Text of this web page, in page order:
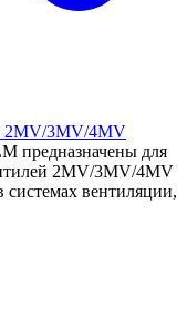
2MV/3MV/4MV
предназначены для
2MV/3MV/4MV
вентиляции,